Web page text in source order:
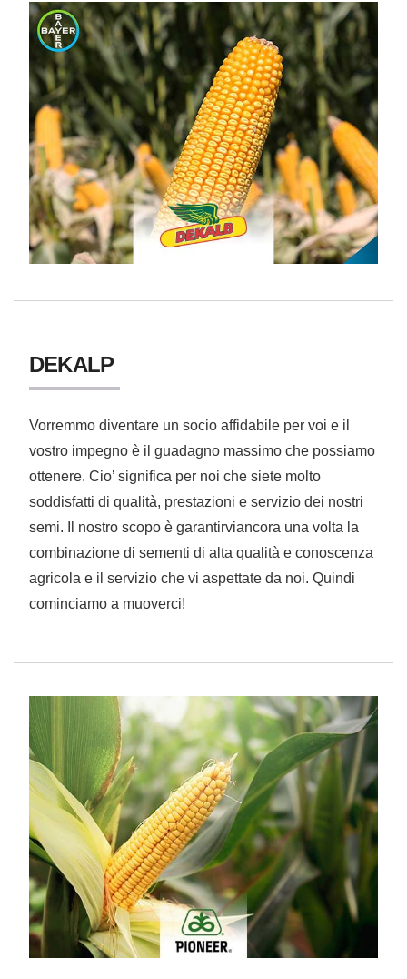
DEKALP
Vorremmo diventare un socio affidabile per voi e il
vostro impegno è il guadagno massimo che possiamo
ottenere. Cio’ significa per noi che siete molto
soddisfatti di qualità, prestazioni e servizio dei nostri
semi. Il nostro scopo è garantirviancora una volta la
combinazione di sementi di alta qualità e conoscenza
agricola e il servizio che vi aspettate da noi. Quindi
cominciamo a muoverci!